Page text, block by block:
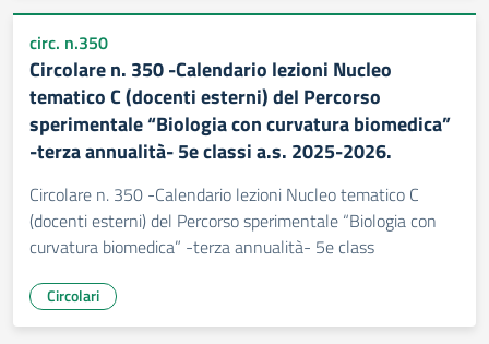
circ. n.350
Circolare n. 350 -Calendario lezioni Nucleo
tematico C (docenti esterni) del Percorso
sperimentale “Biologia con curvatura biomedica”
-terza annualità- 5e classi a.s. 2025-2026.
Circolare n. 350 -Calendario lezioni Nucleo tematico C
(docenti esterni) del Percorso sperimentale “Biologia con
curvatura biomedica” -terza annualità- 5e class
Circolari